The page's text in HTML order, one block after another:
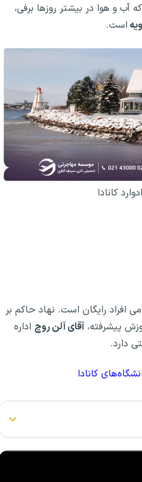
۶ دسامبر تا ۱۷ مارس) طول می‌کشد که آب و هوا در بیشتر روزها برفی،
است.
کانادا
پرنس ادوارد از ابتدای پیش‌ دبستانی تا اتمام مقطع ۱۲ برای تمامی افراد رایگان است. نهاد حاکم بر
پیشرفته، آقای آلن روچ اداره
کانادا